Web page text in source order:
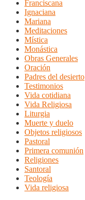
Franciscana
Ignaciana
Mariana
Meditaciones
Mística
Monástica
Obras Generales
Oración
Padres del desierto
Testimonios
Vida cotidiana
Vida Religiosa
Liturgia
Muerte y duelo
Objetos religiosos
Pastoral
Primera comunión
Religiones
Santoral
Teología
Vida religiosa